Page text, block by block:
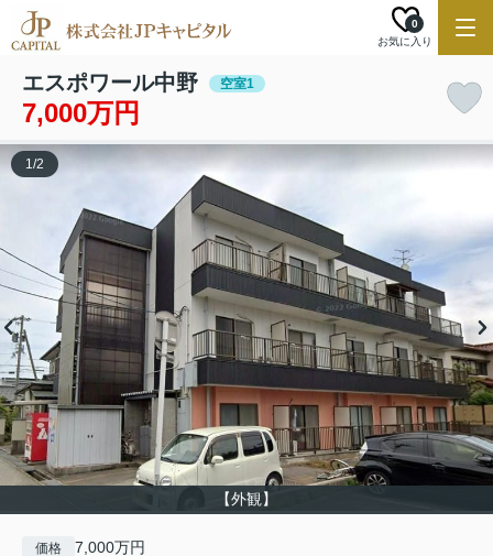
お気に入り
0
エスポワール中野 空室1
7,000万円
【外観】
1/2
価格 7,000万円